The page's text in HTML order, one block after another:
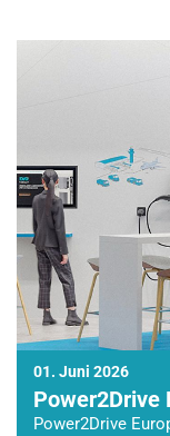
01. Juni 2026
Power2Drive
Power2Drive